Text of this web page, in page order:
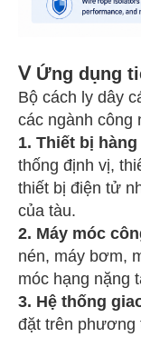
Ⅴ Ứng dụng
Bộ cách ly dây
các ngành công
1. Thiết bị
thống định vị,
thiết bị điện tử
của tàu.
2. Máy móc
nén, máy bơm,
móc hạng nặng
3. Hệ thống
đặt trên phương